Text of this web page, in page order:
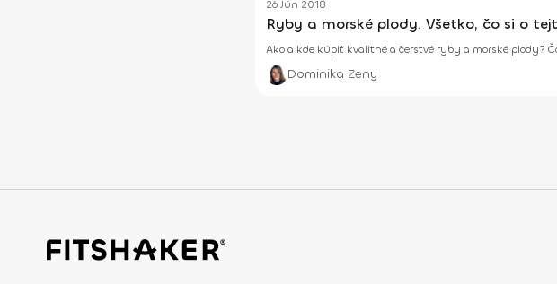
26 Jún 2018
Ryby a morské plody. Všetko, čo si o
Ako a kde kúpiť kvalitné a čerstvé ryby a morské plody?
Dominika Zeny